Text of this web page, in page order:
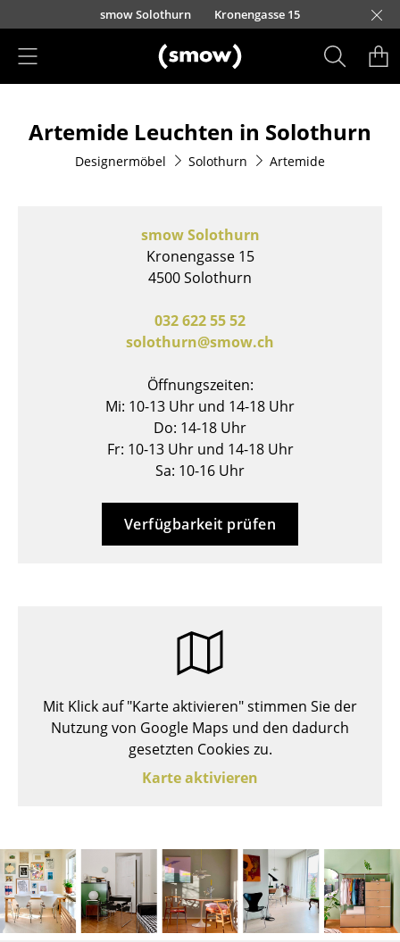
Direkt zum Inhaltsmow Solothurn Kronengasse 15
Sitzmöbel
Esszimmerstühle
Freischwinger
Bänke & Liegen
Gartenstühle
Bürosessel
... alle Sitzmöbel
Esstische
Beistelltische
Couchtische
Artemide Leuchten in Solothurn
Designermöbel Solothurn Artemide
smow Solothurn
Kronengasse 15
4500 Solothurn
032 622 55 52
solothurn@smow.ch
Öffnungszeiten:
Mi: 10-13 Uhr und 14-18 Uhr
Do: 14-18 Uhr
Fr: 10-13 Uhr und 14-18 Uhr
Sa: 10-16 Uhr
Verfügbarkeit prüfen
Mit Klick auf "Karte aktivieren" stimmen Sie der
Nutzung von Google Maps und den dadurch
gesetzten Cookies zu.
Karte aktivieren